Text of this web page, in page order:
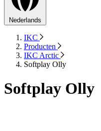
Nederlands
IKC
Producten
IKC Arctic
Softplay Olly
Softplay Olly